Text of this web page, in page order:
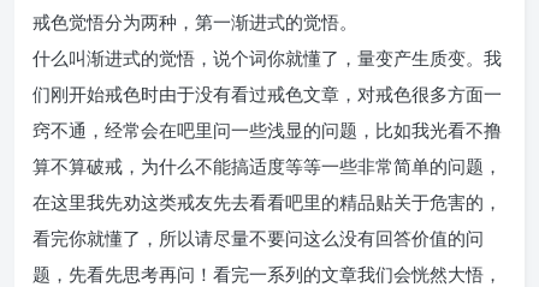
戒色觉悟分为两种，第一渐进式的觉悟。
什么叫渐进式的觉悟，说个词你就懂了，量变产生质变。我
们刚开始戒色时由于没有看过戒色文章，对戒色很多方面一
窍不通，经常会在吧里问一些浅显的问题，比如我光看不撸
算不算破戒，为什么不能搞适度等等一些非常简单的问题，
在这里我先劝这类戒友先去看看吧里的精品贴关于危害的，
看完你就懂了，所以请尽量不要问这么没有回答价值的问
题，先看先思考再问！看完一系列的文章我们会恍然大悟，